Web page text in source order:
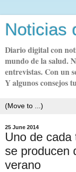
Noticias
Diario digital con
mundo de la salud.
entrevistas. Con un
Y algunos consejos
25 June 2014
Uno de cada
se producen
verano